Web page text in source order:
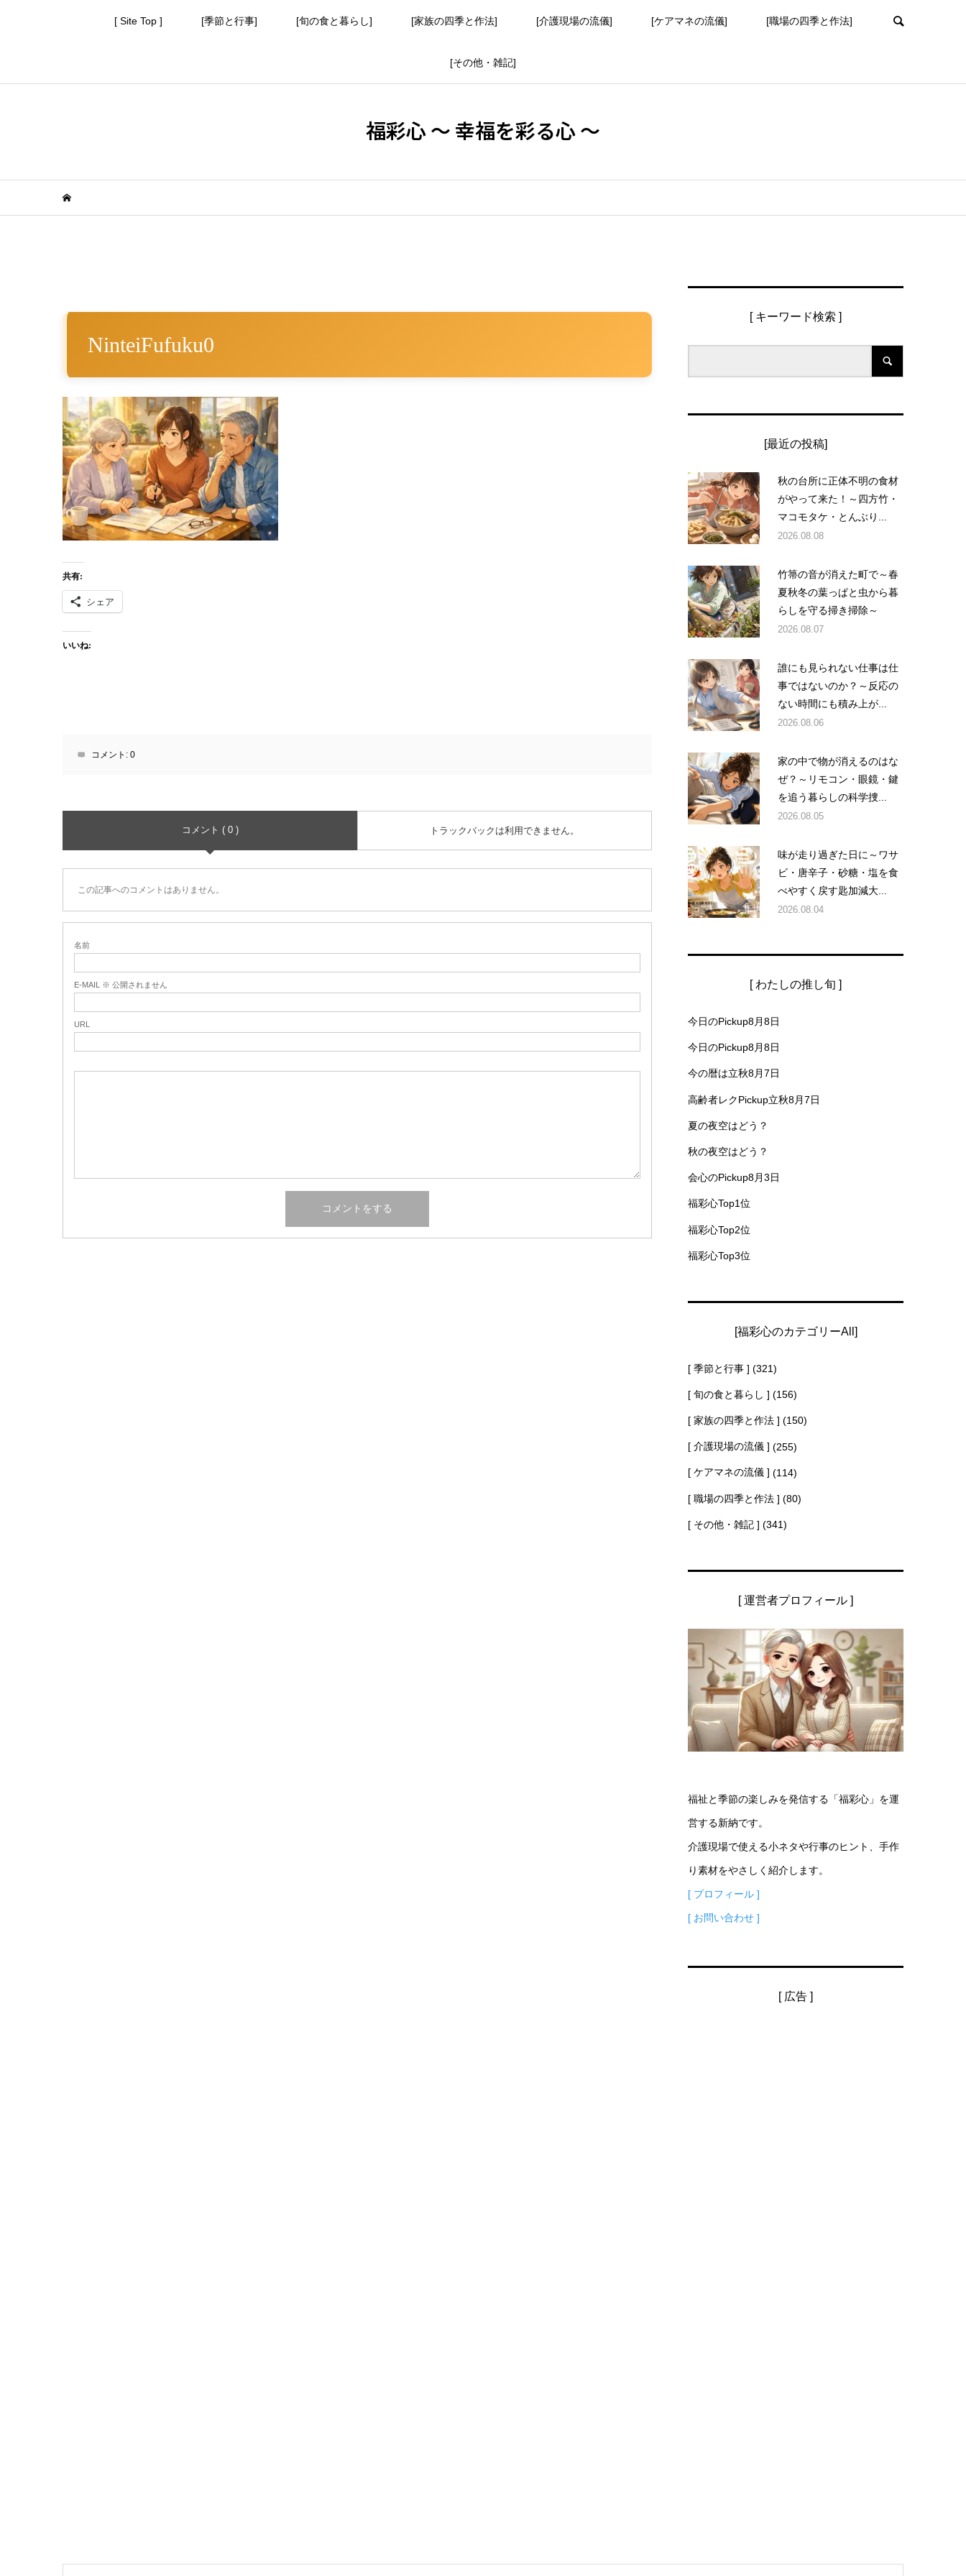
[ Site Top ] [季節と行事] [旬の食と暮らし] [家族の四季と作法] [介護現場の流儀] [ケアマネの流儀] [職場の四季と作法]
[その他・雑記]
福彩心 ～ 幸福を彩る心 ～
NinteiFufuku0
共有:
シェア
いいね:
コメント: 0
コメント ( 0 ) トラックバックは利用できません。
この記事へのコメントはありません。
名前
E-MAIL ※ 公開されません
URL
[ キーワード検索 ]
[最近の投稿]
秋の台所に正体不明の食材
がやって来た！～四方竹・
マコモタケ・とんぶり...
2026.08.08
竹箒の音が消えた町で～春
夏秋冬の葉っぱと虫から暮
らしを守る掃き掃除～
2026.08.07
誰にも見られない仕事は仕
事ではないのか？～反応の
ない時間にも積み上が...
2026.08.06
家の中で物が消えるのはな
ぜ？～リモコン・眼鏡・鍵
を追う暮らしの科学捜...
2026.08.05
味が走り過ぎた日に～ワサ
ビ・唐辛子・砂糖・塩を食
べやすく戻す匙加減大...
2026.08.04
[ わたしの推し旬 ]
今日のPickup8月8日
今日のPickup8月8日
今の暦は立秋8月7日
高齢者レクPickup立秋8月7日
夏の夜空はどう？
秋の夜空はどう？
会心のPickup8月3日
福彩心Top1位
福彩心Top2位
福彩心Top3位
[福彩心のカテゴリーAll]
[ 季節と行事 ] (321)
[ 旬の食と暮らし ] (156)
[ 家族の四季と作法 ] (150)
[ 介護現場の流儀 ] (255)
[ ケアマネの流儀 ] (114)
[ 職場の四季と作法 ] (80)
[ その他・雑記 ] (341)
[ 運営者プロフィール ]
福祉と季節の楽しみを発信する「福彩心」を運
営する新納です。
介護現場で使える小ネタや行事のヒント、手作
り素材をやさしく紹介します。
[ プロフィール ]
[ お問い合わせ ]
[ 広告 ]